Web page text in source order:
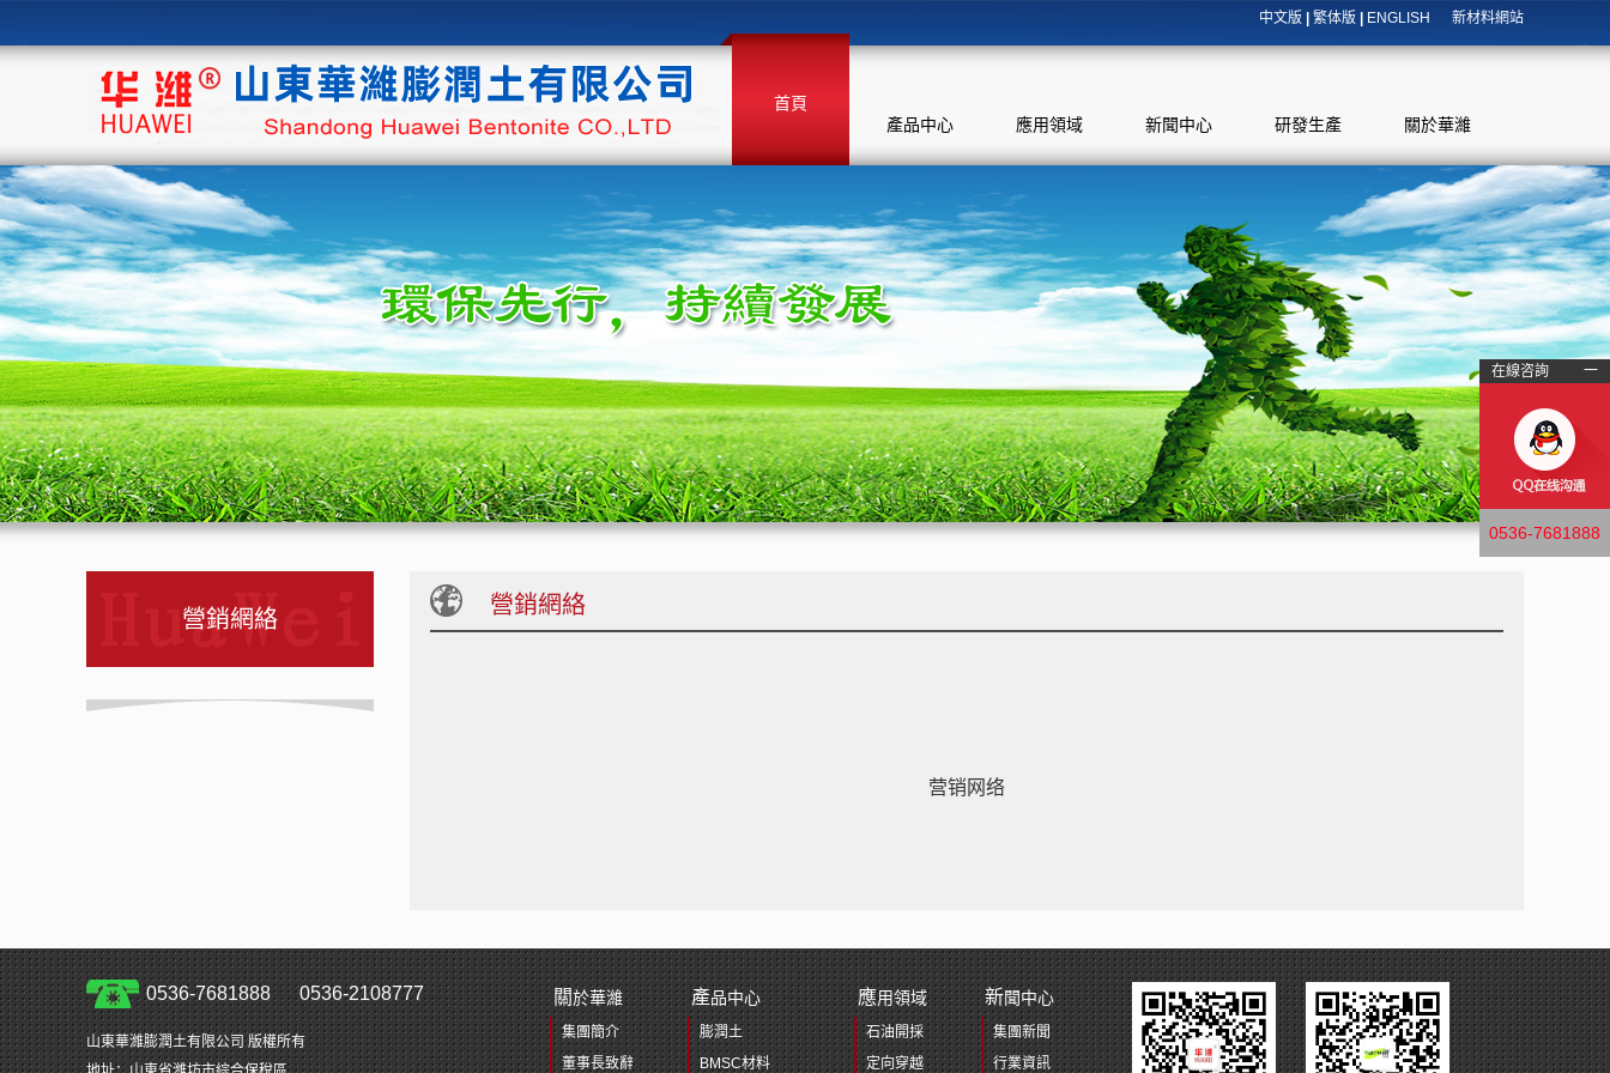
中文版 繁体版 ENGLISH 新材料網站
首頁
產品中心
應用領域 新聞中心 研發生產 關於華濰
營銷網絡
營銷網絡
营销网络
0536-7681888 0536-2108777
山東華濰膨潤土有限公司 版權所有
關於華濰
集團簡介
董事長致辭
產品中心
膨潤土
BMSC材料
應用領域
石油開採
定向穿越
新聞中心
集團新聞
行業資訊
在線咨詢 一
0536-7681888